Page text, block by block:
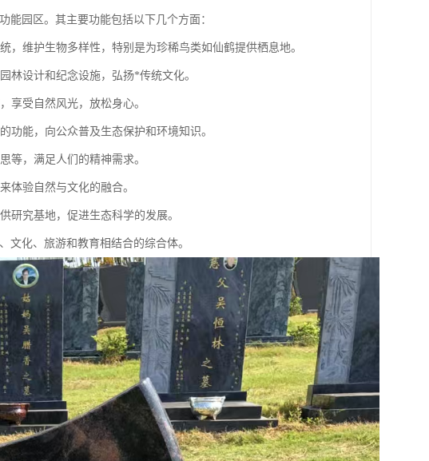
园区。其主要功能包括以下几个方面：
维护生物多样性，特别是为珍稀鸟类如仙鹤提供栖息地。
林设计和纪念设施，弘扬*传统文化。
享受自然风光，放松身心。
功能，向公众普及生态保护和环境知识。
等，满足人们的精神需求。
体验自然与文化的融合。
研究基地，促进生态科学的发展。
文化、旅游和教育相结合的综合体。